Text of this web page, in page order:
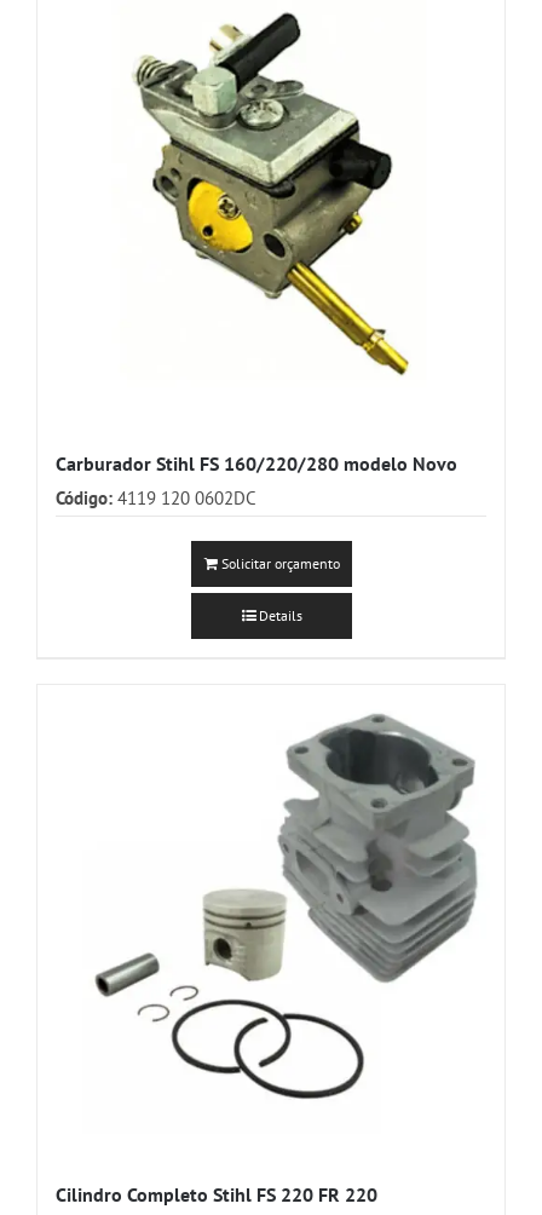
Carburador Stihl FS 160/220/280 modelo Novo
Código: 4119 120 0602DC
Solicitar orçamento
Details
Cilindro Completo Stihl FS 220 FR 220